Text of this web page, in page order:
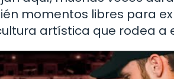
momentos libres para
artística que rodea a